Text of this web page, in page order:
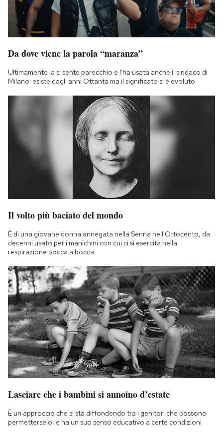
Da dove viene la parola “maranza”
Ultimamente la si sente parecchio e l'ha usata anche il sindaco di
Milano: esiste dagli anni Ottanta ma il significato si è evoluto
Il volto più baciato del mondo
È di una giovane donna annegata nella Senna nell'Ottocento, da
decenni usato per i manichini con cui ci si esercita nella
respirazione bocca a bocca
Lasciare che i bambini si annoino d’estate
È un approccio che si sta diffondendo tra i genitori che possono
permetterselo, e ha un suo senso educativo a certe condizioni